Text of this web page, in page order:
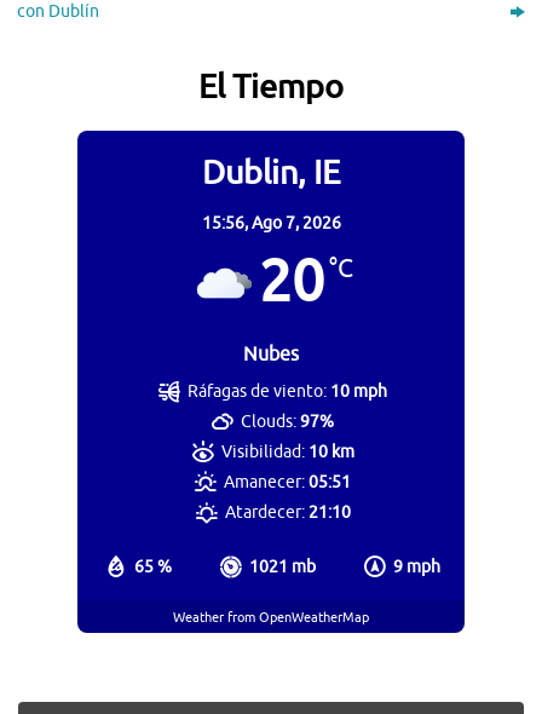
con Dublín
El Tiempo
Dublin, IE
15:56,Ago 7, 2026
20°C
Nubes
65 % 1021 mb 9 mph
Ráfagas de viento: 10 mph
Clouds:97%
Visibilidad: 10 km
Amanecer:05:51
Atardecer:21:10
Weather from OpenWeatherMap